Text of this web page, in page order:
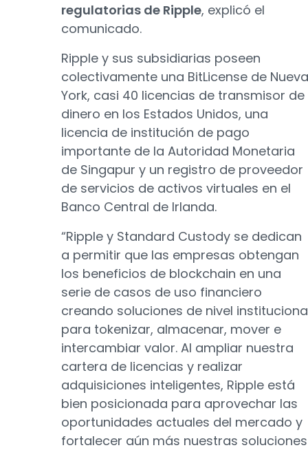
regulatorias de Ripple, explicó el
comunicado.
Ripple y sus subsidiarias poseen
colectivamente una BitLicense de Nueva
York, casi 40 licencias de transmisor de
dinero en los Estados Unidos, una
licencia de institución de pago
importante de la Autoridad Monetaria
de Singapur y un registro de proveedor
de servicios de activos virtuales en el
Banco Central de Irlanda.
“Ripple y Standard Custody se dedican
a permitir que las empresas obtengan
los beneficios de blockchain en una
serie de casos de uso financiero
creando soluciones de nivel
para tokenizar, almacenar, mover e
intercambiar valor. Al ampliar nuestra
cartera de licencias y realizar
adquisiciones inteligentes, Ripple está
bien posicionada para aprovechar las
oportunidades actuales del mercado y
fortalecer aún más nuestras soluciones